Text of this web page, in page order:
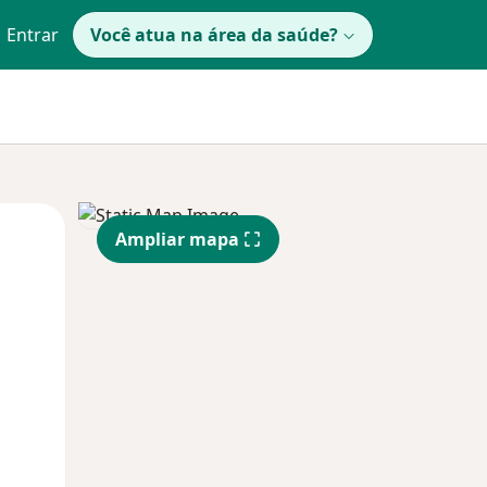
Entrar Você atua na área da saúde?
Qui,
13 Ago
Sex,
14 Ago
Ampliar mapa